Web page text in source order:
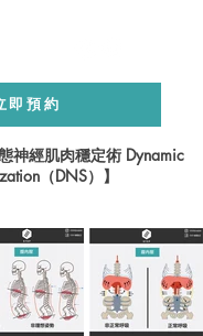
即預約
神經肌肉穩定術 Dynamic
（DNS）】